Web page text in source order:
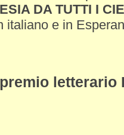
DA TUTTI I
italiano e in
letterario